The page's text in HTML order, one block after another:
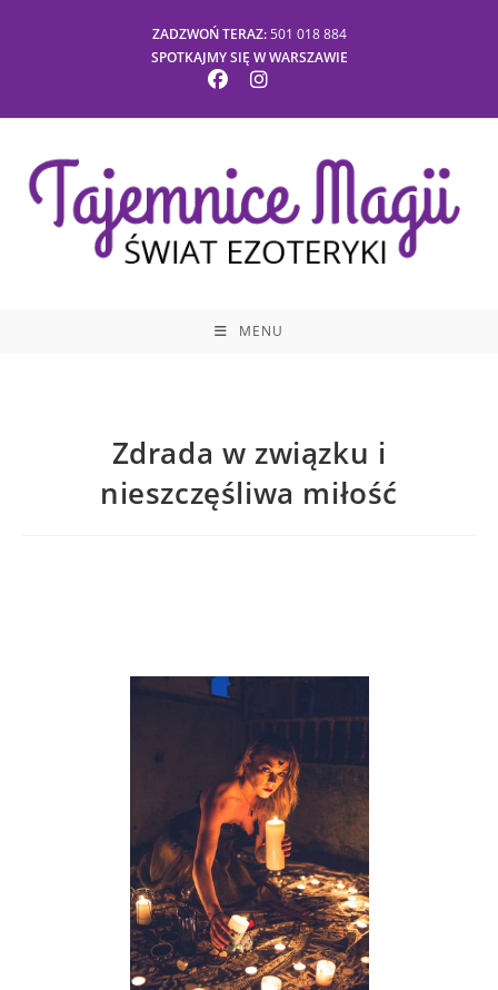
ZADZWOŃ TERAZ:501 018 884
SPOTKAJMY SIĘ W WARSZAWIE
MENU
Zdrada w związku i
nieszczęśliwa miłość